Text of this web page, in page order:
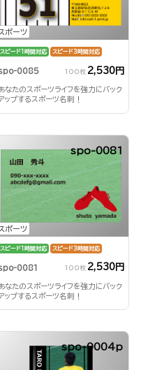
ポーツ
スピード1時間対応 スピード3時間対応
0085 100枚 2,530円
なたのスポーツライフを強力にバック
ップするスポーツ名刺！
ポーツ
spo-0081
スピード1時間対応 スピード3時間対応
0081 100枚 2,530円
なたのスポーツライフを強力にバック
ップするスポーツ名刺！
spo-0004p